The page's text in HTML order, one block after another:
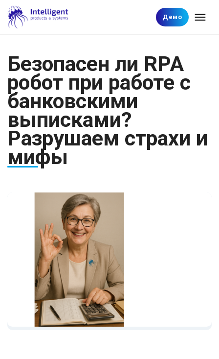
Демо
Безопасен ли RPA
робот при работе с
банковскими
выписками?
Разрушаем страхи и
мифы